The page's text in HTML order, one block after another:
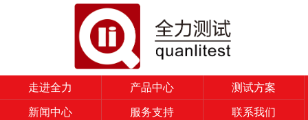
走进全力 产品中心
测试方案
新闻中心
服务支持 联系我们